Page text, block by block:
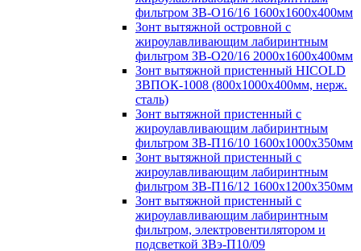
фильтром ЗВ-О16/16 1600х1600х400мм
Зонт вытяжной островной с
жироулавливающим лабиринтным
фильтром ЗВ-О20/16 2000х1600х400мм
Зонт вытяжной пристенный HICOLD
ЗВПОК-1008 (800х1000х400мм, нерж.
сталь)
Зонт вытяжной пристенный с
жироулавливающим лабиринтным
фильтром ЗВ-П16/10 1600х1000х350мм
Зонт вытяжной пристенный с
жироулавливающим лабиринтным
фильтром ЗВ-П16/12 1600х1200х350мм
Зонт вытяжной пристенный с
жироулавливающим лабиринтным
фильтром, электровентилятором и
подсветкой ЗВэ-П10/09